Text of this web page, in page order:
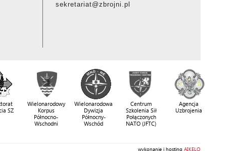
sekretariat@zbrojni.pl
SZ
Wielonarodowy
Korpus
Północno-
Wschodni
Wielonarodowa
Dywizja
Północny-
Wschód
Centrum
Szkolenia Sił
Połączonych
NATO (JFTC)
Agencja
Uzbrojenia
wykonanie i hosting AIKELO